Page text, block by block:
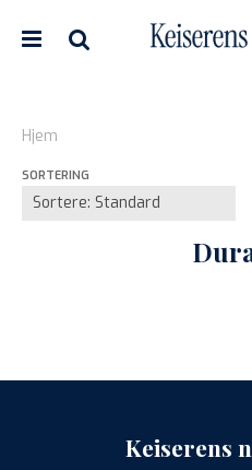
Hjem
SORTERING
Keiserens